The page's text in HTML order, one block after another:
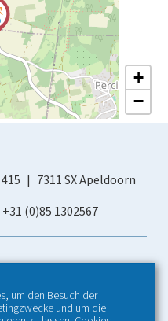
+
−
7311 SX Apeldoorn
+31 (0)85 1302567
um den Besuch der
und um die